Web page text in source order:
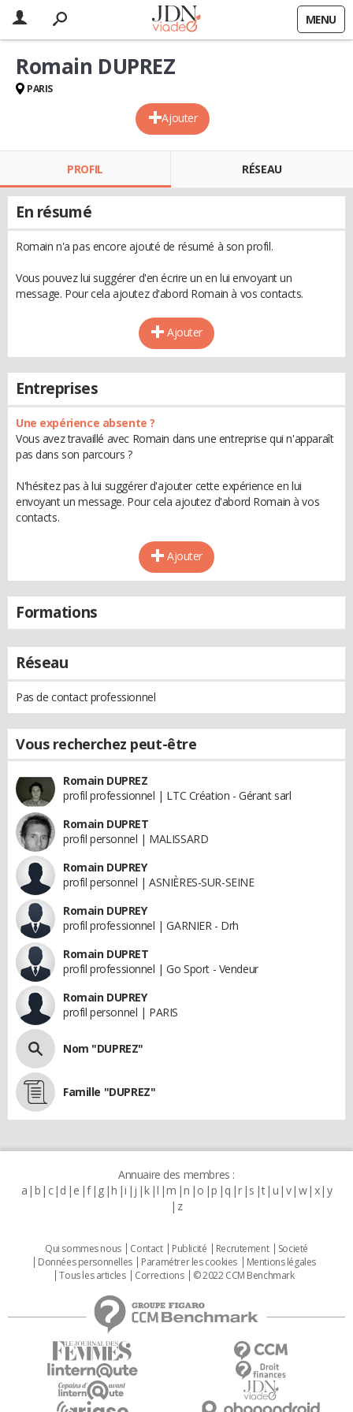
MENU
Ajouter
Romain DUPREZ
PARIS
PROFIL RÉSEAU
En résumé
Romain n'a pas encore ajouté de résumé à son profil.
Vous pouvez lui suggérer d'en écrire un en lui envoyant un
message. Pour cela ajoutez d'abord Romain à vos contacts.
Ajouter
Entreprises
Une expérience absente ?
Vous avez travaillé avec Romain dans une entreprise qui n'apparaît
pas dans son parcours ?
N'hésitez pas à lui suggérer d'ajouter cette expérience en lui
envoyant un message. Pour cela ajoutez d'abord Romain à vos
contacts.
Ajouter
Formations
Réseau
Pas de contact professionnel
Vous recherchez peut-être
Romain DUPREZ
profil professionnel | LTC Création - Gérant sarl
Romain DUPRET
profil personnel | MALISSARD
Romain DUPREY
profil personnel | ASNIÈRES-SUR-SEINE
Romain DUPREY
profil professionnel | GARNIER - Drh
Romain DUPRET
profil professionnel | Go Sport - Vendeur
Romain DUPREY
profil personnel | PARIS
Nom "DUPREZ"
Famille "DUPREZ"
Annuaire des membres :
a b c d e f g h i j k l m n o p q r s t u v w x y
z
Qui sommes nous Contact Publicité Recrutement
Societé
Données personnelles
Paramétrer les cookies
Mentions légales
Tous les articles
Corrections © 2022 CCM Benchmark